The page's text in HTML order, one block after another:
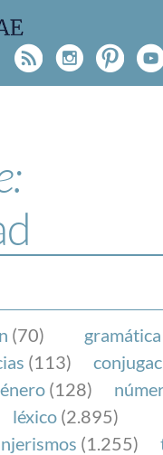
Rss
patrocinada por la
cuyo objetivo es
medios de
(70) gramática
(113)
(128)
léxico (2.895)
(1.255)